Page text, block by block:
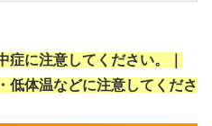
症に注意してください。｜
低体温などに注意してくださ